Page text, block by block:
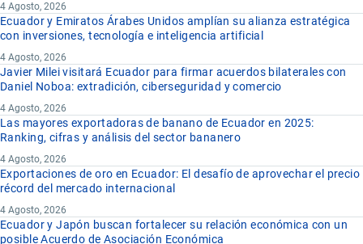
%
por ciento
x °
x grado(s)
EJEMPLOS
1500 g/m2mil quinientos gramos por metro cuadrado
15 °C
quince grados Celsius
4 Agosto, 2026
Ecuador y Emiratos Árabes Unidos amplían su alianza estratégica
con inversiones, tecnología e inteligencia artificial
4 Agosto, 2026
Javier Milei visitará Ecuador para firmar acuerdos bilaterales con
Daniel Noboa: extradición, ciberseguridad y comercio
4 Agosto, 2026
Las mayores exportadoras de banano de Ecuador en 2025:
Ranking, cifras y análisis del sector bananero
4 Agosto, 2026
Exportaciones de oro en Ecuador: El desafío de aprovechar el precio
récord del mercado internacional
4 Agosto, 2026
Ecuador y Japón buscan fortalecer su relación económica con un
posible Acuerdo de Asociación Económica